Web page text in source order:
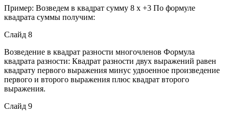
Пример: Возведем в квадрат сумму 8 x +3 По формуле
квадрата суммы получим:
Слайд 8
Возведение в квадрат разности многочленов Формула
квадрата разности: Квадрат разности двух выражений равен
квадрату первого выражения минус удвоенное произведение
первого и второго выражения плюс квадрат второго
выражения.
Слайд 9